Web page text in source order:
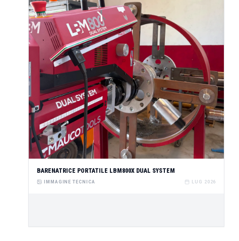
BARENATRICE PORTATILE LBM800X DUAL SYSTEM
IMMAGINE TECNICA LUG 2026